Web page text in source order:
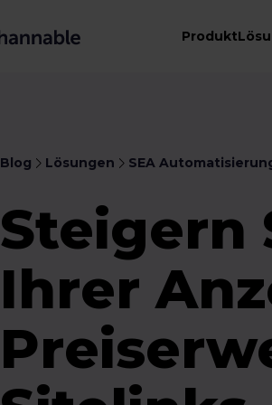
Produkt
Blog Lösungen SEA
Steigern
Ihrer